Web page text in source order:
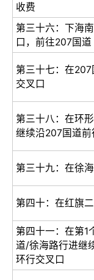
收费
第三十六：下海
口，前往207国
第三十七：在
交叉口
第三十八：在环
继续沿207国道前
第三十九：在徐
第四十：在红旗
第四十一：在第1
道/徐海路行进继
环行交叉口